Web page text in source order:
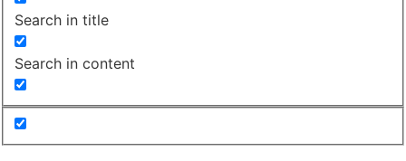
Search in title
Search in content